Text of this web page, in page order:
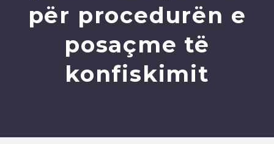
për procedurën e
posaçme të
konfiskimit